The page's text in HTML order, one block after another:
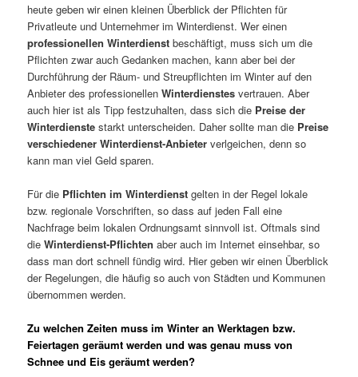
heute geben wir einen kleinen Überblick der Pflichten für
Privatleute und Unternehmer im Winterdienst. Wer einen
professionellen Winterdienst beschäftigt, muss sich um die
Pflichten zwar auch Gedanken machen, kann aber bei der
Durchführung der Räum- und Streupflichten im Winter auf den
Anbieter des professionellenWinterdienstes vertrauen. Aber
auch hier ist als Tipp festzuhalten, dass sich die Preise der
Winterdienste starkt unterscheiden. Daher sollte man die Preise
verschiedener Winterdienst-Anbieter verlgeichen, denn so
kann man viel Geld sparen.
Für die Pflichten im Winterdienst gelten in der Regel lokale
bzw. regionale Vorschriften, so dass auf jeden Fall eine
Nachfrage beim lokalen Ordnungsamt sinnvoll ist. Oftmals sind
dieWinterdienst-Pflichten aber auch im Internet einsehbar, so
dass man dort schnell fündig wird. Hier geben wir einen Überblick
der Regelungen, die häufig so auch von Städten und Kommunen
übernommen werden.
Zu welchen Zeiten muss im Winter an Werktagen bzw.
Feiertagen geräumt werden und was genau muss von
Schnee und Eis geräumt werden?